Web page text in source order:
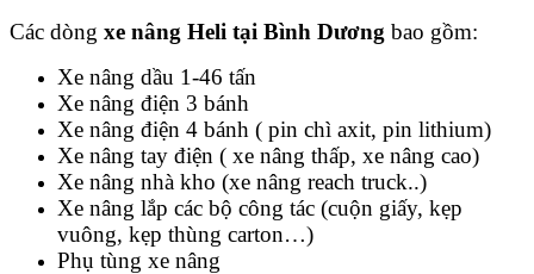
Các dòng xe nâng Heli tại Bình Dương bao gồm:
Xe nâng dầu 1-46 tấn
Xe nâng điện 3 bánh
Xe nâng điện 4 bánh ( pin chì axit, pin lithium)
Xe nâng tay điện ( xe nâng thấp, xe nâng cao)
Xe nâng nhà kho (xe nâng reach truck..)
Xe nâng lắp các bộ công tác (cuộn giấy, kẹp
vuông, kẹp thùng carton…)
Phụ tùng xe nâng